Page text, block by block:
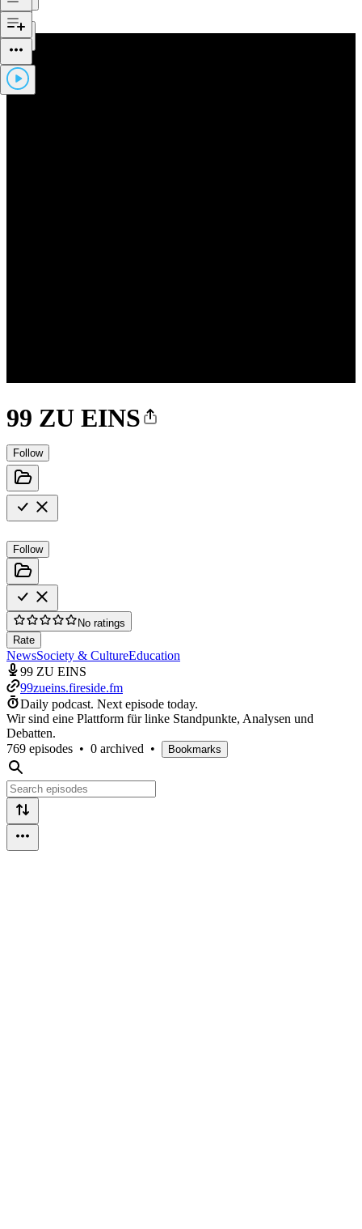
99 ZU EINS
Follow
Follow
No ratings
Rate
NewsSociety & CultureEducation
99 ZU EINS
99zueins.fireside.fm
Daily podcast. Next episode today.
Wir sind eine Plattform für linke Standpunkte, Analysen und
Debatten.
769 episodes • 0 archived • Bookmarks